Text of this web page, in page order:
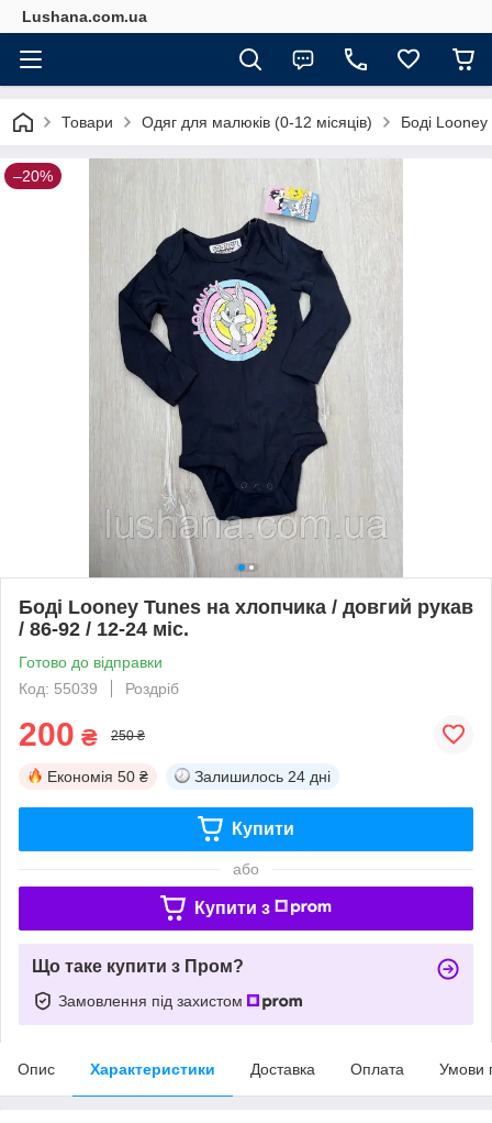
Lushana.com.ua
Товари Одяг для малюків (0-12 місяців) Боді
–20%
Боді Looney Tunes на хлопчика / довгий рукав
/ 86-92 / 12-24 міс.
Готово до відправки
Код: 55039
Роздріб
200 ₴ 250 ₴
Економія 50 ₴ Залишилось 24 дні
Купити
або
Купити з
Що таке купити з Пром?
Замовлення під захистом
Опис Характеристики Доставка Оплата Умови